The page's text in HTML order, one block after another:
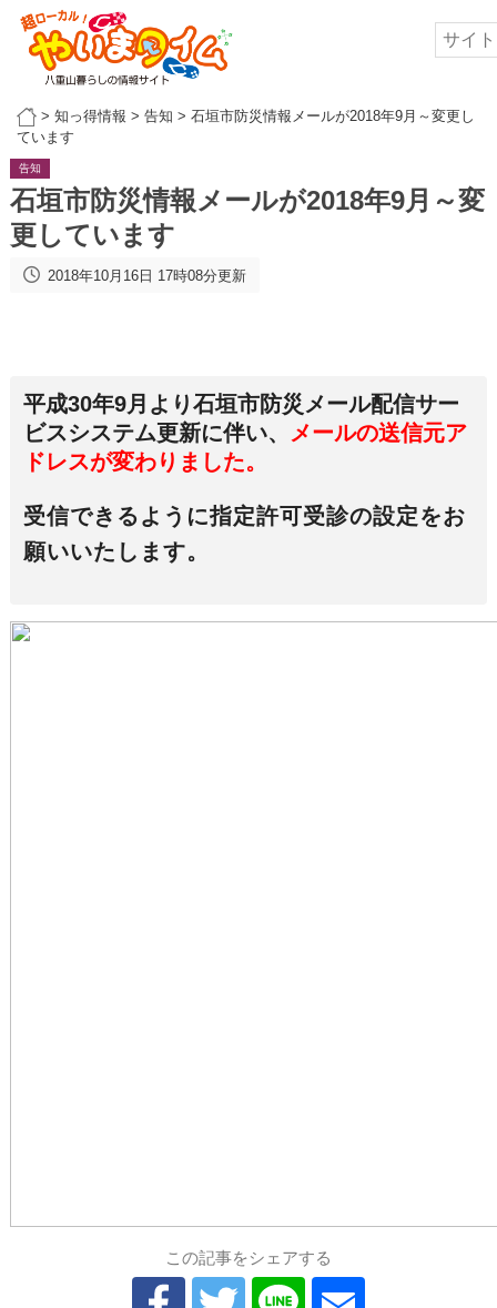
> 知っ得情報 > 告知 > 石垣市防災情報メールが2018年9月～変更し
ています
告知
石垣市防災情報メールが2018年9月～変
更しています
2018年10月16日 17時08分更新
平成30年9月より石垣市防災メール配信サー
ビスシステム更新に伴い、
メールの送信元ア
ドレスが変わりました。
受信できるように指定許可受診の設定をお
願いいたします。
この記事をシェアする